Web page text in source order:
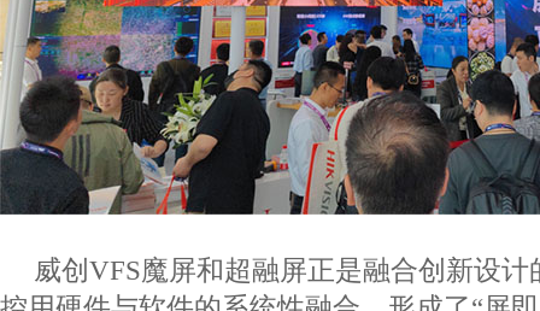
威创 VFS魔屏和超融屏正是融合创新设